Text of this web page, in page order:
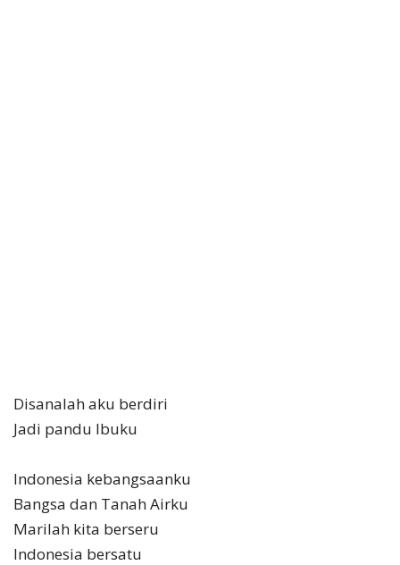
Disanalah aku berdiri
Jadi pandu Ibuku
Indonesia kebangsaanku
Bangsa dan Tanah Airku
Marilah kita berseru
Indonesia bersatu